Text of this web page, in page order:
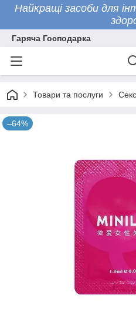
Найкращі засоби для
Гаряча Господарка
Товари та послуги
–64%